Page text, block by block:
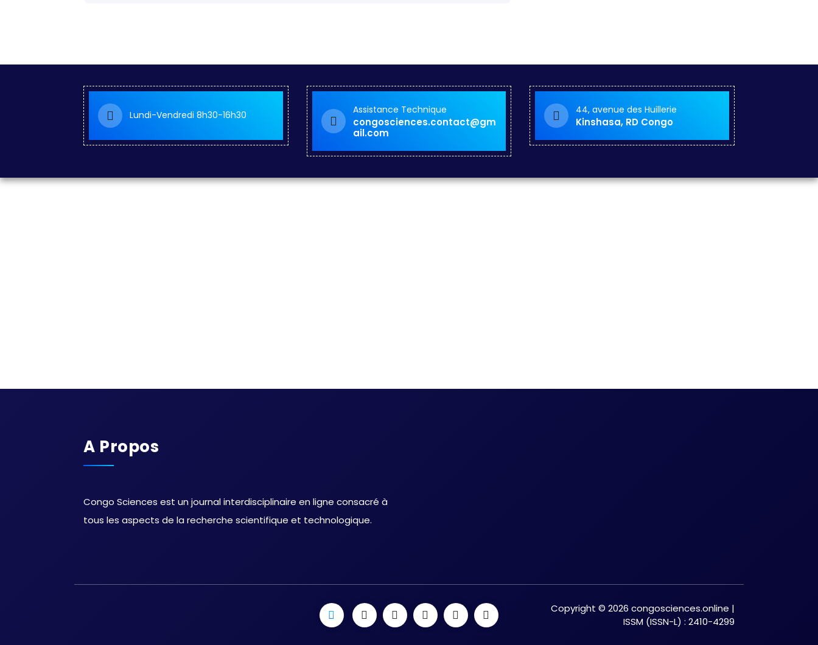
Lundi-Vendredi 8h30-16h30 Assistance Technique
congosciences.contact@gm
ail.com
44, avenue des Huillerie
Kinshasa, RD Congo
A Propos
Congo Sciences est un journal interdisciplinaire en ligne consacré à
tous les aspects de la recherche scientifique et technologique.
Copyright © 2026 congosciences.online |
ISSM (ISSN-L) : 2410-4299